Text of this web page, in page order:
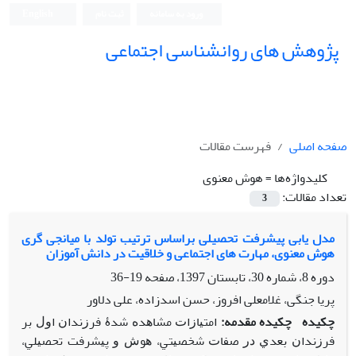
پژوهش های روانشناسی اجتماعی
صفحه اصلی
فهرست مقالات
کلیدواژه‌ها =هوش معنوی
تعداد مقالات:
3
مدل یابی پیشرفت تحصیلی براساس ترتیب تولد با میانجی گری
هوش معنوی، مهارت های اجتماعی و خلاقیت در دانش آموزان
دوره 8، شماره 30، تابستان 1397، صفحه
19-36
پریا جنگی، غلامعلی افروز، حسن اسدزاده، علی دلاور
چکیده چکیدهمقدمه: ﺍﻣﺘﻴﺎﺯﺍﺕ ﻣﺸﺎﻫﺪﻩ ﺷﺪۀ ﻓﺮﺯﻧﺪﺍﻥ ﺍﻭﻝ ﺑﺮ
ﻓﺮﺯﻧﺪﺍﻥ ﺑﻌﺪﻱ ﺩﺭ ﺻﻔﺎﺕ ﺷﺨﺼﻴﺘﻲ، ﻫﻮﺵ ﻭ ﭘﻴﺸﺮﻓﺖ ﺗﺤﺼﻴﻠﻲ،